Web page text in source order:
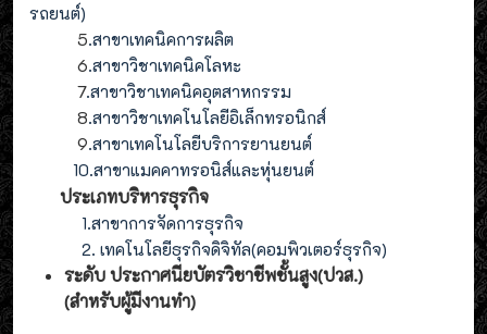
รถยนต์)
5.สาขาเทคนิคการผลิต
6.สาขาวิชาเทคนิคโลหะ
7.สาขาวิชาเทคนิคอุตสาหกรรม
8.สาขาวิชาเทคโนโลยีอิเล็กทรอนิกส์
9.สาขาเทคโนโลยีบริการยานยนต์
10.สาขาแมคคาทรอนิส์และหุ่นยนต์
ประเภทบริหารธุรกิจ
1.สาขาการจัดการธุรกิจ
2. เทคโนโลยีธุรกิจดิจิทัล(คอมพิวเตอร์ธุรกิจ)
ระดับ ประกาศนียบัตรวิชาชีพชั้นสูง(ปวส.)
(สำหรับผู้มีงานทำ)